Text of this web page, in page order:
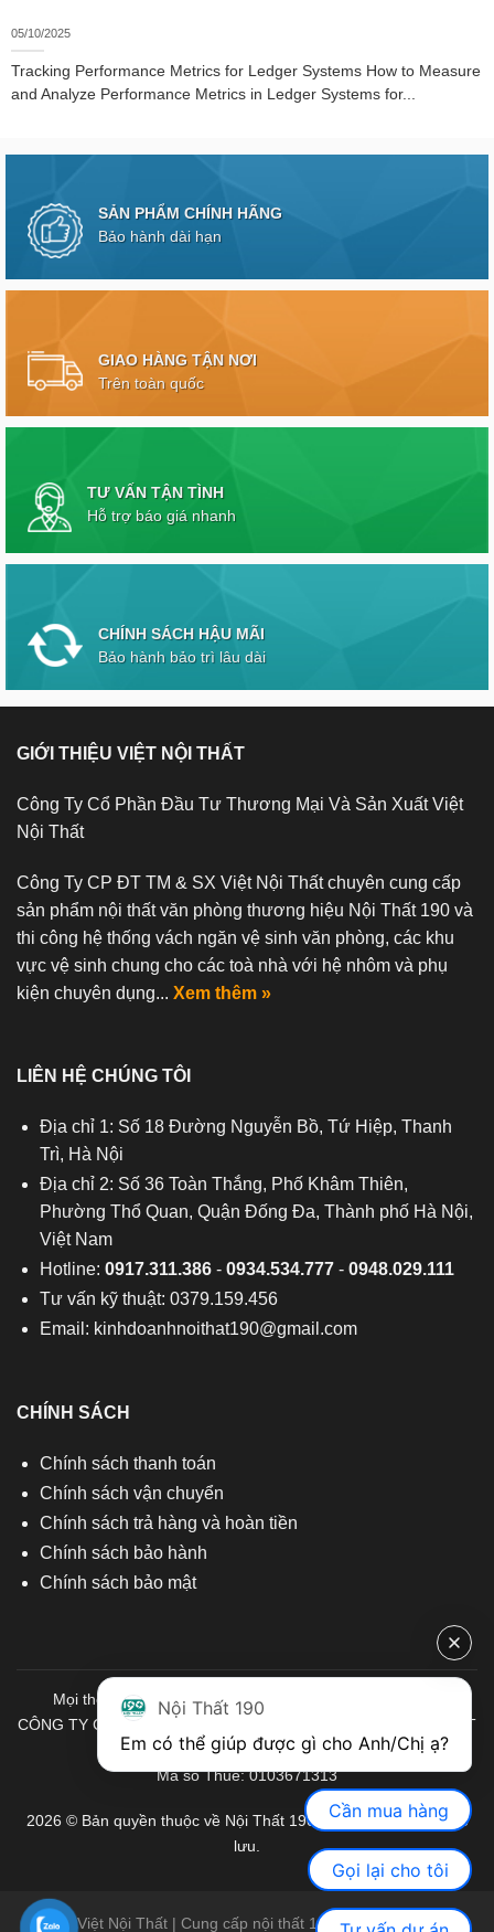
05/10/2025
Tracking Performance Metrics for Ledger Systems How to Measure
and Analyze Performance Metrics in Ledger Systems for...
SẢN PHẨM CHÍNH HÃNG
Bảo hành dài hạn
GIAO HÀNG TẬN NƠI
Trên toàn quốc
TƯ VẤN TẬN TÌNH
Hỗ trợ báo giá nhanh
CHÍNH SÁCH HẬU MÃI
Bảo hành bảo trì lâu dài
GIỚI THIỆU VIỆT NỘI THẤT
Công Ty Cổ Phần Đầu Tư Thương Mại Và Sản Xuất Việt
Nội Thất
Công Ty CP ĐT TM & SX Việt Nội Thất chuyên cung cấp
sản phẩm nội thất văn phòng thương hiệu Nội Thất 190 và
thi công hệ thống vách ngăn vệ sinh văn phòng, các khu
vực vệ sinh chung cho các toà nhà với hệ nhôm và phụ
kiện chuyên dụng... Xem thêm »
LIÊN HỆ CHÚNG TÔI
Địa chỉ 1: Số 18 Đường Nguyễn Bồ, Tứ Hiệp, Thanh
Trì, Hà Nội
Địa chỉ 2: Số 36 Toàn Thắng, Phố Khâm Thiên,
Phường Thổ Quan, Quận Đống Đa, Thành phố Hà Nội,
Việt Nam
Hotline: 0917.311.386- 0934.534.777- 0948.029.111
Tư vấn kỹ thuật: 0379.159.456
Email: kinhdoanhnoithat190@gmail.com
CHÍNH SÁCH
Chính sách thanh toán
Chính sách vận chuyển
Chính sách trả hàng và hoàn tiền
Chính sách bảo hành
Chính sách bảo mật
Mọi thông tin quý khách hàng vui lòng liên hệ chúng tôi:
CÔNG TY CỔ PHẦN ĐẦU TƯ THƯƠNG MẠI VÀ SẢN XUẤT VIỆT
NỘI THẤT
Mã số Thuế: 0103671313
2026 © Bản quyền thuộc về Nội Thất 190. Mọi quyền được bảo
lưu.
Việt Nội Thất | Cung cấp nội thất 190 chính hãng
Nội Thất 190
Cần mua hàng
Gọi lại cho tôi